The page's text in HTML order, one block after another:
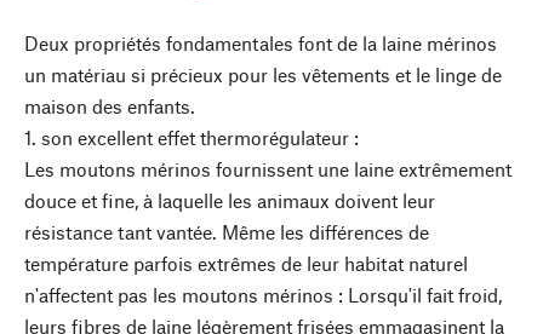
Deux propriétés fondamentales font de la laine mérinos
un matériau si précieux pour les vêtements et le linge de
maison des enfants.
1. son excellent effet thermorégulateur :
Les moutons mérinos fournissent une laine extrêmement
douce et fine, à laquelle les animaux doivent leur
résistance tant vantée. Même les différences de
température parfois extrêmes de leur habitat naturel
n'affectent pas les moutons mérinos : Lorsqu'il fait froid,
leurs fibres de laine légèrement frisées emmagasinent la